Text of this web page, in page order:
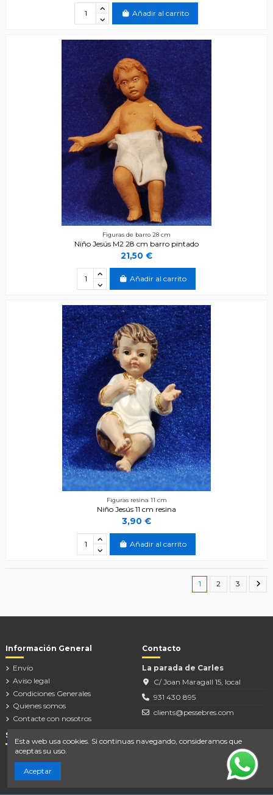
Añadir al carrito
Figuras de barro 28 cm
Niño Jesús M2 28 cm barro pintado
21,50 €
Añadir al carrito
Figuras resina 11 cm
Niño Jesús 11 cm resina
3,90 €
Añadir al carrito
1 2 3
Información General
Envío
Aviso legal
Condiciones Generales
Quienes somos
Contacte con nosotros
Contacto
La parada de Carles
C/ Joan Maragall 15, local
931 430 895
clients@pessebres.com
Síguenos
Esta web usa cookies. Si continuas navegando, consideramos que
aceptas su uso.
Aceptar